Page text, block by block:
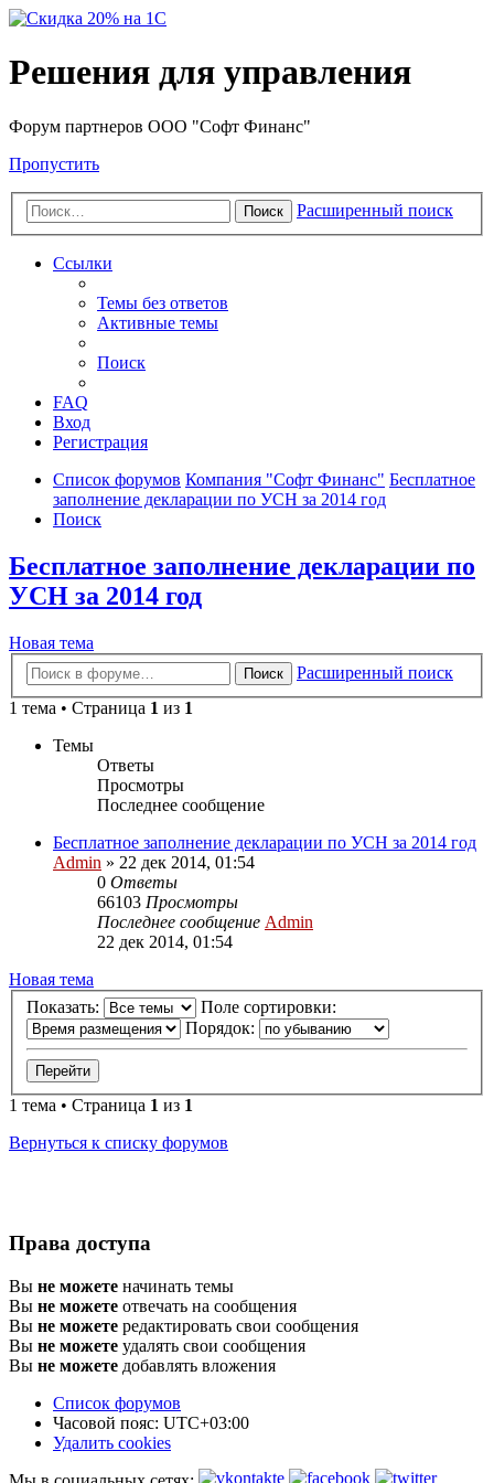
Решения для управления
Форум партнеров ООО "Софт Финанс"
Пропустить
Поиск Расширенный поиск
Ссылки
Темы без ответов
Активные темы
Поиск
FAQ
Вход
Регистрация
Список форумов Компания "Софт Финанс" Бесплатное
заполнение декларации по УСН за 2014 год
Поиск
Бесплатное заполнение декларации по
УСН за 2014 год
Новая тема
Поиск
Расширенный поиск
1 тема • Страница 1 из 1
Темы
Ответы
Просмотры
Последнее сообщение
Бесплатное заполнение декларации по УСН за 2014 год
Admin » 22 дек 2014, 01:54
0 Ответы
66103 Просмотры
Последнее сообщение Admin
22 дек 2014, 01:54
Новая тема
Показать:
Поле сортировки:
Порядок:
1 тема • Страница 1 из 1
Вернуться к списку форумов
Права доступа
Вы не можете начинать темы
Вы не можете отвечать на сообщения
Вы не можете редактировать свои сообщения
Вы не можете удалять свои сообщения
Вы не можете добавлять вложения
Список форумов
Часовой пояс: UTC+03:00
Удалить cookies